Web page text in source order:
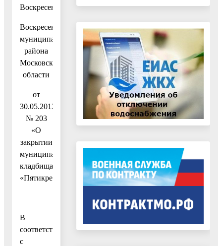
Воскресенск
Воскресенского
муниципального
района
Московской
области
от
30.05.2012
№ 203
«О
закрытии
муниципального
кладбища
«Пятикрестовское»
В
соответствии
с